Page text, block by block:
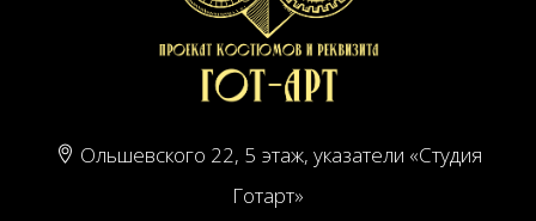
Ольшевского 22, 5 этаж, указатели «Студия
Готарт»